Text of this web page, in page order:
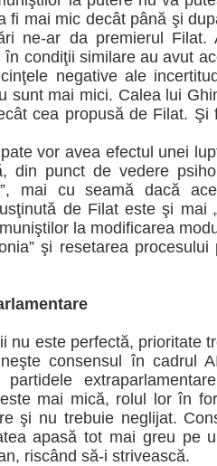
fi mai mic decât până şi
ne-ar da premierul Filat.
condiţii similare au avut
negative ale
sunt mai mici. Calea lui
cea propusă de Filat. Şi
vor avea efectul unei
din punct de vedere
mai cu seamă dacă
de Filat este şi mai
la modificarea
şi resetarea
nu este perfectă, prioritate
consensul în cadrul
mai mică, rolul lor în
şi nu trebuie neglijat.
apasă tot mai greu pe
riscând să-i strivească.